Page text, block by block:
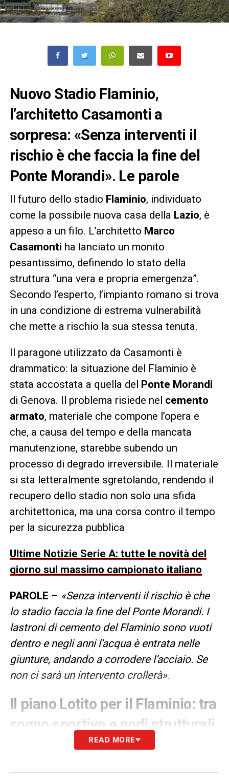
Nuovo Stadio Flaminio,
l’architetto Casamonti a
sorpresa: «Senza interventi il
rischio è che faccia la fine del
Ponte Morandi». Le parole
Il futuro dello stadio Flaminio, individuato
come la possibile nuova casa della Lazio, è
appeso a un filo. L’architetto Marco
Casamonti ha lanciato un monito
pesantissimo, definendo lo stato della
struttura “una vera e propria emergenza”.
Secondo l’esperto, l’impianto romano si trova
in una condizione di estrema vulnerabilità
che mette a rischio la sua stessa tenuta.
Il paragone utilizzato da Casamonti è
drammatico: la situazione del Flaminio è
stata accostata a quella del Ponte Morandi
di Genova. Il problema risiede nel cemento
armato, materiale che compone l’opera e
che, a causa del tempo e della mancata
manutenzione, starebbe subendo un
processo di degrado irreversibile. Il materiale
si sta letteralmente sgretolando, rendendo il
recupero dello stadio non solo una sfida
architettonica, ma una corsa contro il tempo
per la sicurezza pubblica
Ultime Notizie Serie A: tutte le novità del
giorno sul massimo campionato italiano
PAROLE – «Senza interventi il rischio è che
lo stadio faccia la fine del Ponte Morandi. I
lastroni di cemento del Flaminio sono vuoti
dentro e negli anni l’acqua è entrata nelle
giunture, andando a corrodere l’acciaio. Se
non ci sarà un intervento crollerà».
Il piano Lotito per il Flaminio: tra
sogno sportivo e nodi strutturali
Nonostante il pesante allarme sulla tenuta
READ MORE